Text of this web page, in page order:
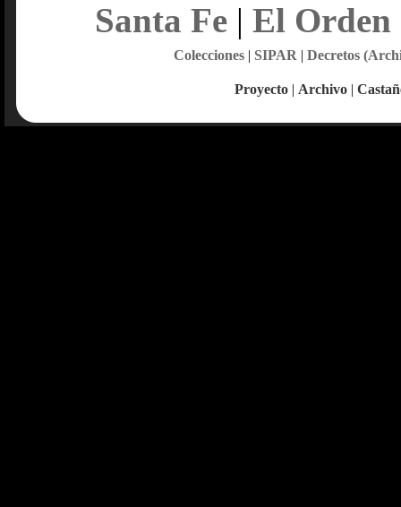
Santa Fe| El Orden
Colecciones| SIPAR | Decretos
Proyecto | Archivo |